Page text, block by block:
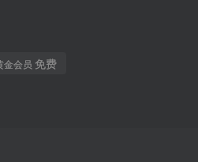
金会员 免费